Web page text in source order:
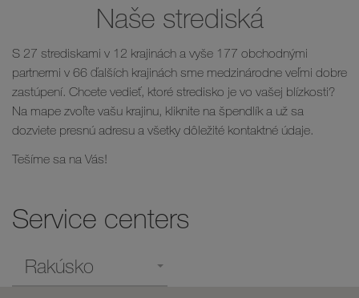
Naše strediská
S 27 strediskami v 12 krajinách a vyše 177 obchodnými
partnermi v 66 ďalších krajinách sme medzinárodne veľmi dobre
zastúpení. Chcete vedieť, ktoré stredisko je vo vašej blízkosti?
Na mape zvoľte vašu krajinu, kliknite na špendlík a už sa
dozviete presnú adresu a všetky dôležité kontaktné údaje.
Tešíme sa na Vás!
Service centers